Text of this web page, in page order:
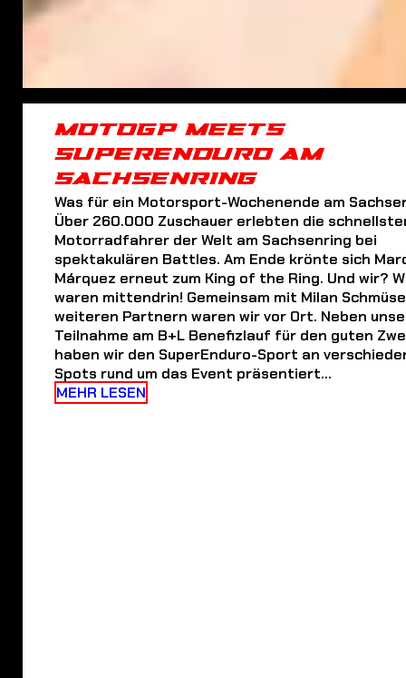
MOTOGP MEETS
SUPERENDURO AM
SACHSENRING
Was für ein Motorsport-Wochenende am
Über 260.000 Zuschauer erlebten die
Motorradfahrer der Welt am Sachsenring bei
spektakulären Battles. Am Ende krönte sich
Márquez erneut zum King of the Ring. Und wir?
waren mittendrin! Gemeinsam mit Milan
weiteren Partnern waren wir vor Ort. Neben
Teilnahme am B+L Benefizlauf für den guten
haben wir den SuperEnduro-Sport an
Spots rund um das Event präsentiert…